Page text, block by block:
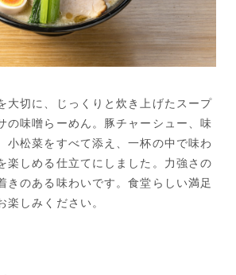
大切に、じっくりと炊き上げたスープ
の味噌らーめん。豚チャーシュー、味
小松菜をすべて添え、一杯の中で味わ
楽しめる仕立てにしました。力強さの
きのある味わいです。食堂らしい満足
楽しみください。